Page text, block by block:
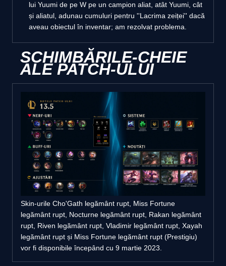
lui Yuumi de pe W pe un campion aliat, atât Yuumi, cât
și aliatul, adunau cumuluri pentru ''Lacrima zeiței'' dacă
aveau obiectul în inventar; am rezolvat problema.
SCHIMBĂRILE-CHEIE
ALE PATCH-ULUI
Skin-urile Cho'Gath legământ rupt, Miss Fortune
legământ rupt, Nocturne legământ rupt, Rakan legământ
rupt, Riven legământ rupt, Vladimir legământ rupt, Xayah
legământ rupt și Miss Fortune legământ rupt (Prestigiu)
vor fi disponibile începând cu 9 martie 2023.